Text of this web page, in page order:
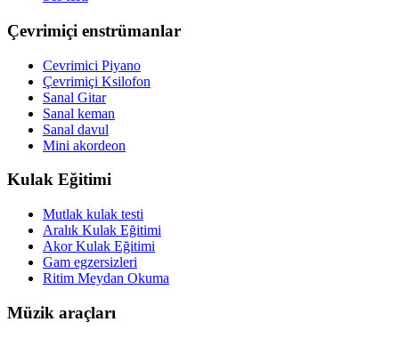
Çevrimiçi enstrümanlar
Cevrimici Piyano
Çevrimiçi Ksilofon
Sanal Gitar
Sanal keman
Sanal davul
Mini akordeon
Kulak Eğitimi
Mutlak kulak testi
Aralık Kulak Eğitimi
Akor Kulak Eğitimi
Gam egzersizleri
Ritim Meydan Okuma
Müzik araçları